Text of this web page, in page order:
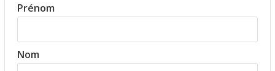
Prénom
Nom